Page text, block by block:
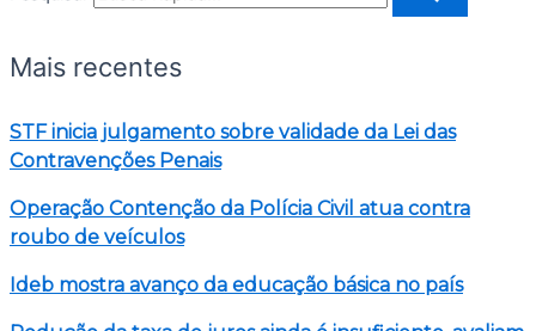
Mais recentes
STF inicia julgamento sobre validade da Lei das
Contravenções Penais
Operação Contenção da Polícia Civil atua contra
roubo de veículos
Ideb mostra avanço da educação básica no país